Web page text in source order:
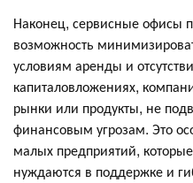
Наконец, сервисные офисы
возможность
условиям аренды и
капиталовложениях,
рынки или продукты, не
финансовым угрозам. Это
малых предприятий,
нуждаются в поддержке и